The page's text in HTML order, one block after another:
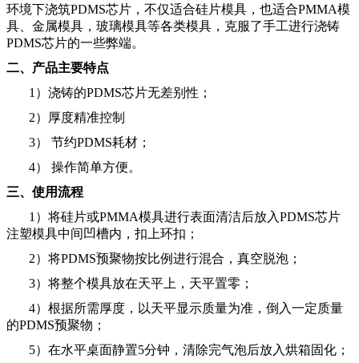
环境下浇筑PDMS芯片，不仅适合硅片模具，也适合PMMA模
具、金属模具，玻璃模具等各类模具，克服了手工进行浇铸
PDMS芯片的一些弊端。
二、产品主要特点
1）浇铸的PDMS芯片无差别性；
2）厚度精准控制
3） 节约PDMS耗材；
4） 操作简单方便。
三、使用流程
1）将硅片或PMMA模具进行表面清洁后放入PDMS芯片
注塑模具中间凹槽内，扣上环扣；
2）将PDMS预聚物按比例进行混合，真空脱泡；
3）将整个模具放在天平上，天平置零；
4）根据所需厚度，以天平显示质量为准，倒入一定质量
的PDMS预聚物；
5）在水平桌面静置5分钟，清除完气泡后放入烘箱固化；